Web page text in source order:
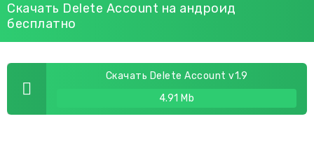
Скачать Delete Account на андроид
бесплатно
Скачать Delete Account v1.9
4.91 Mb